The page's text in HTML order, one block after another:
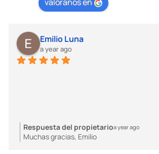
Emilio Luna
a year ago
Respuesta del propietarioa year ago
Muchas gracias, Emilio